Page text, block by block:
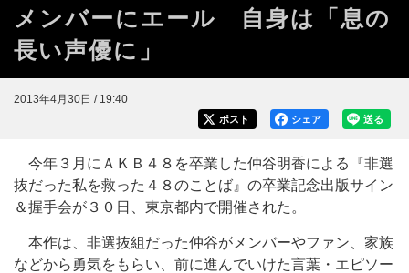
メンバーにエール 自身は「息の
長い声優に」
2013年4月30日 / 19:40
送る
シェア
ポスト
今年３月にＡＫＢ４８を卒業した仲谷明香による『非選
抜だった私を救った４８のことば』の卒業記念出版サイン
＆握手会が３０日、東京都内で開催された。
本作は、非選抜組だった仲谷がメンバーやファン、家族
などから勇気をもらい、前に進んでいけた言葉・エピソー